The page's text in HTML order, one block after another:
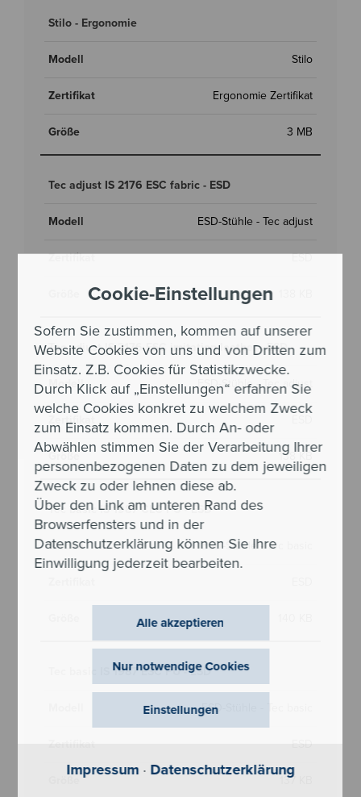
Cookie-Einstellungen
Sofern Sie zustimmen, kommen auf unserer
Website Cookies von uns und von Dritten zum
Einsatz. Z.B. Cookies für Statistikzwecke.
Durch Klick auf „Einstellungen“ erfahren Sie
welche Cookies konkret zu welchem Zweck
zum Einsatz kommen. Durch An- oder
Abwählen stimmen Sie der Verarbeitung Ihrer
personenbezogenen Daten zu dem jeweiligen
Zweck zu oder lehnen diese ab.
Über den Link am unteren Rand des
Browserfensters und in der
Datenschutzerklärung können Sie Ihre
Einwilligung jederzeit bearbeiten.
Einstellungen
Alle akzeptieren
Nur notwendige Cookies
Impressum · Datenschutzerklärung
Stilo - Ergonomie
Stilo
Ergonomie Zertifikat
3 MB
Tec adjust IS 2176 ESC fabric - ESD
ESD-Stühle - Tec adjust
ESD
Tec adjust IS 2176 ESC imitation leather - ESD
ESD-Stühle - Tec adjust
138 KB
Tec basic IS 1987 CLC PU - ESD
ESD-Stühle - Tec basic
Tec basic IS 1987 ESC PU - ESD
ESD-Stühle - Tec basic
ESD
137 KB